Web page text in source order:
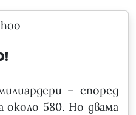
– според
около 580. Но двама